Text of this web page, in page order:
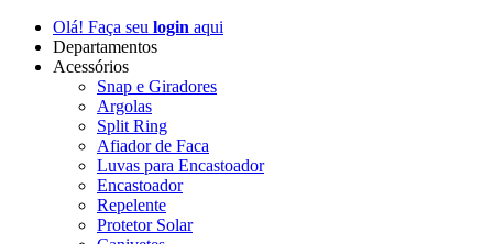
Olá! Faça seu login aqui
Departamentos
Acessórios
Snap e Giradores
Argolas
Split Ring
Afiador de Faca
Luvas para Encastoador
Encastoador
Repelente
Protetor Solar